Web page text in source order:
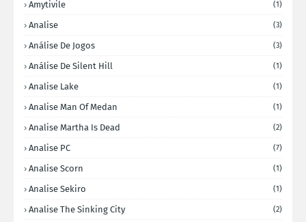
Amytivile (1)
Analise (3)
Análise De Jogos (3)
Análise De Silent Hill (1)
Analise Lake (1)
Analise Man Of Medan (1)
Analise Martha Is Dead (2)
Analise PC (7)
Analise Scorn (1)
Analise Sekiro (1)
Analise The Sinking City (2)